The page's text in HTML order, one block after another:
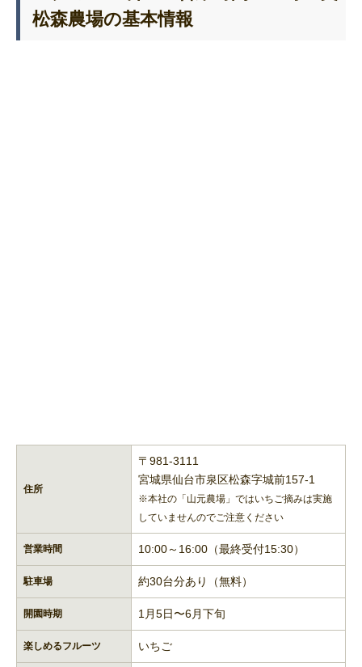
松森農場の基本情報
住所
〒981-3111
宮城県仙台市泉区松森字城前157-1
※本社の「山元農場」ではいちご摘みは実施
していませんのでご注意ください
営業時間 10:00～16:00（最終受付15:30）
駐車場 約30台分あり（無料）
開園時期 1月5日〜6月下旬
楽しめるフルーツ いちご